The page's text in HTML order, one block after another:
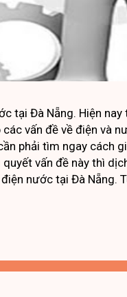
tại Đà Nẵng. Hiện
vấn đề về điện và
phải tìm ngay cách
vấn đề này thì
nước tại Đà Nẵng.
bạn đang gặp các
C...